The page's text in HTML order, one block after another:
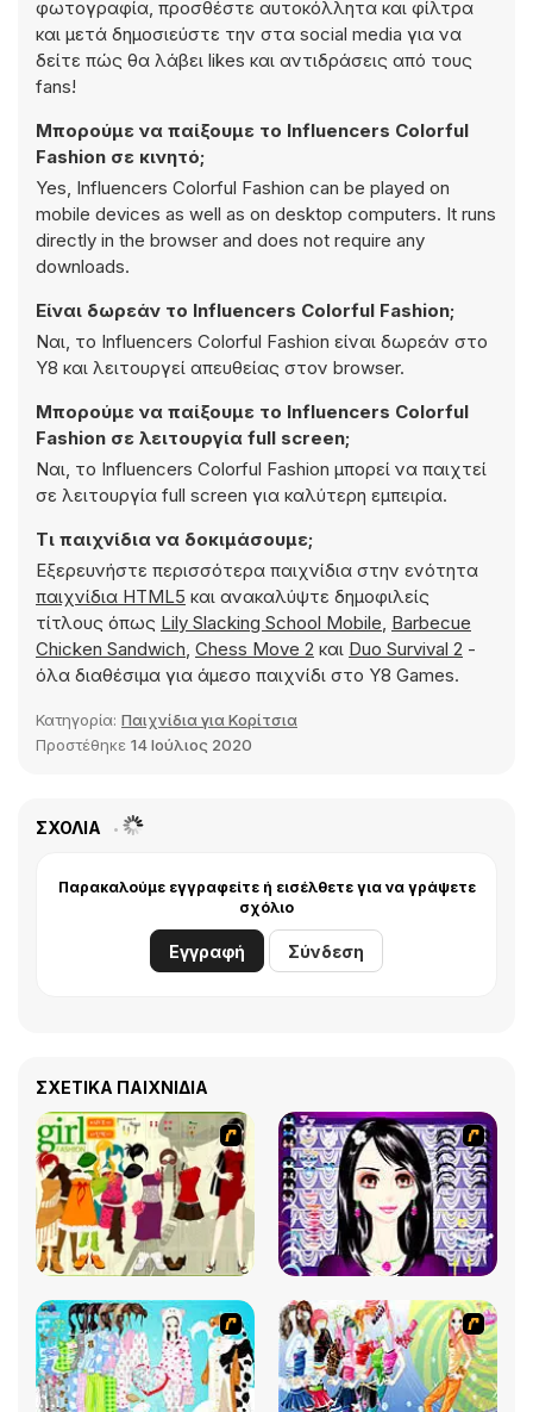
φωτογραφία, προσθέστε αυτοκόλλητα και φίλτρα
και μετά δημοσιεύστε την στα social media για να
δείτε πώς θα λάβει likes και αντιδράσεις από τους
fans!
Μπορούμε να παίξουμε το Influencers Colorful
Fashion σε κινητό;
Yes, Influencers Colorful Fashion can be played on
mobile devices as well as on desktop computers. It runs
directly in the browser and does not require any
downloads.
Είναι δωρεάν το Influencers Colorful Fashion;
Ναι, το Influencers Colorful Fashion είναι δωρεάν στο
Y8 και λειτουργεί απευθείας στον browser.
Μπορούμε να παίξουμε το Influencers Colorful
Fashion σε λειτουργία full screen;
Ναι, το Influencers Colorful Fashion μπορεί να παιχτεί
σε λειτουργία full screen για καλύτερη εμπειρία.
Τι παιχνίδια να δοκιμάσουμε;
Εξερευνήστε περισσότερα παιχνίδια στην ενότητα
παιχνίδια HTML5 και ανακαλύψτε δημοφιλείς
τίτλους όπως Lily Slacking School Mobile, Barbecue
Chicken Sandwich, Chess Move 2 και Duo Survival 2 -
όλα διαθέσιμα για άμεσο παιχνίδι στο Y8 Games.
Κατηγορία: Παιχνίδια για Κορίτσια
Προστέθηκε 14 Ιούλιος 2020
ΣΧΌΛΙΑ
Παρακαλούμε εγγραφείτε ή εισέλθετε για να γράψετε
σχόλιο
Εγγραφή Σύνδεση
ΣΧΕΤΙΚΆ ΠΑΙΧΝΊΔΙΑ